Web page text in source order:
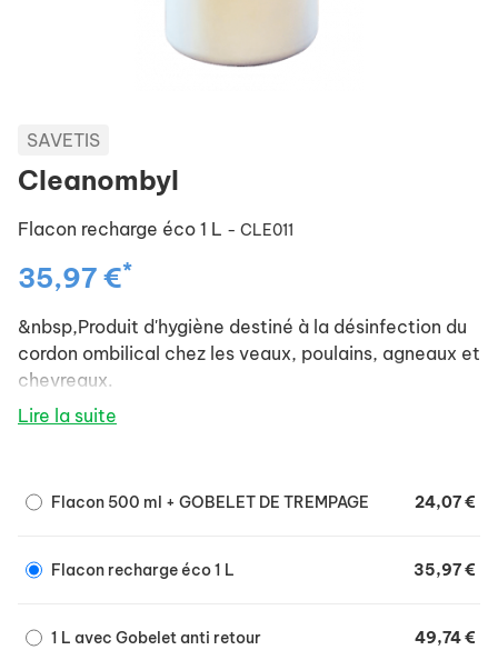
SAVETIS
Cleanombyl
Flacon recharge éco 1 L - CLE011
35,97 €*
&nbsp,Produit d'hygiène destiné à la désinfection du
cordon ombilical chez les veaux, poulains, agneaux et
chevreaux.
Lire la suite
Flacon 500 ml + GOBELET DE TREMPAGE 24,07 €
Flacon recharge éco 1 L 35,97 €
1 L avec Gobelet anti retour 49,74 €